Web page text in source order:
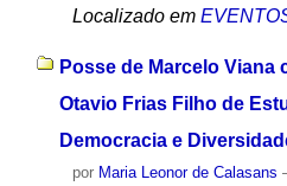
Localizado em
Posse de Marcelo Viana
Otavio Frias Filho de
Democracia e
por Maria Leonor de Calasans